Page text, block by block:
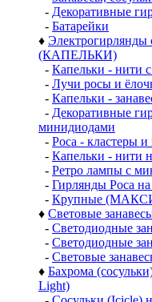
- Декоративные
- Батарейки
♦
(КАПЕЛЬКИ)
- Капельки - нити
- Лучи росы и
- Капельки -
- Декоративные
минидиодами
- Роса - кластеры
- Капельки - нити
- Ретро лампы с
- Гирлянды Роса
- Крупные
♦ Световые
- Светодиодные
- Светодиодные
- Световые
♦ Бахрома
Light)